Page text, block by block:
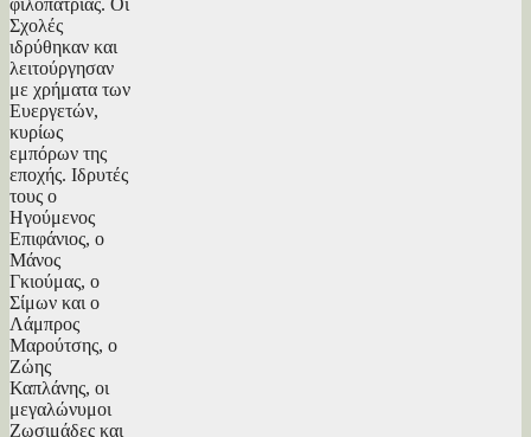
φιλοπατρίας. Οι
Σχολές
ιδρύθηκαν και
λειτούργησαν
με χρήματα των
Ευεργετών,
κυρίως
εμπόρων της
εποχής. Ιδρυτές
τους ο
Ηγούμενος
Επιφάνιος, ο
Μάνος
Γκιούμας, ο
Σίμων και ο
Λάμπρος
Μαρούτσης, ο
Ζώης
Καπλάνης, οι
μεγαλώνυμοι
Ζωσιμάδες και